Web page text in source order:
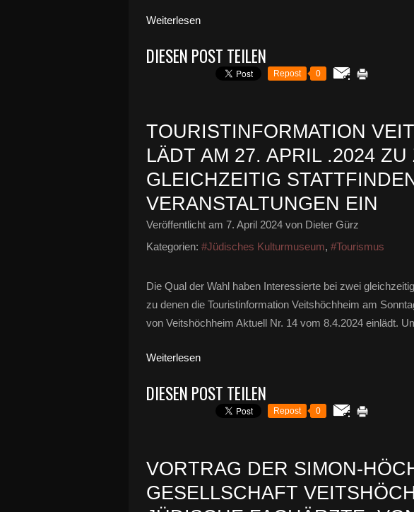
Weiterlesen
DIESEN POST TEILEN
Repost 0
TOURISTINFORMATION
LÄDT AM 27. APRIL .2024 ZU
GLEICHZEITIG
VERANSTALTUNGEN EIN
Veröffentlicht am 7. April 2024 von Dieter Gürz
Kategorien: #Jüdisches Kulturmuseum, #Tourismus
Die Qual der Wahl haben Interessierte bei zwei
zu denen die Touristinformation Veitshöchheim am
von Veitshöchheim Aktuell Nr. 14 vom 8.4.2024 einlädt.
Weiterlesen
DIESEN POST TEILEN
Repost 0
VORTRAG DER SIMON-
GESELLSCHAFT